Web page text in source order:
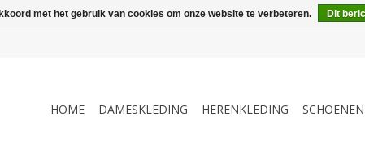
HOME DAMESKLEDING HERENKLEDING SCHOENEN
met het gebruik van cookies om onze website te verbeteren. Dit